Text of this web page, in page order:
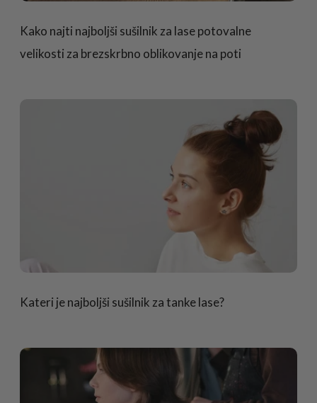
Kako najti najboljši sušilnik za lase potovalne
velikosti za brezskrbno oblikovanje na poti
Kateri je najboljši sušilnik za tanke lase?